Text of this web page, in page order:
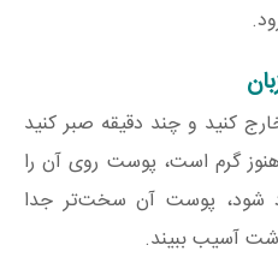
کنید و چند دقیقه صبر کنید
گرم است، پوست روی آن را
شود، پوست آن سخت‌تر جدا
آسیب ببیند.